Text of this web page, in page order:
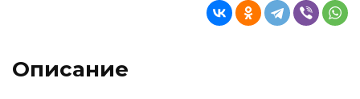
Описание